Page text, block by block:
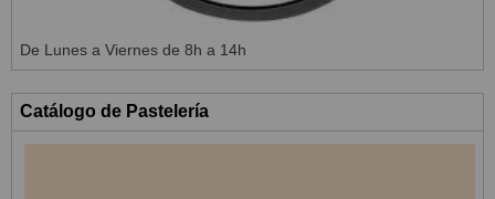
De Lunes a Viernes de 8h a 14h
Catálogo de Pastelería